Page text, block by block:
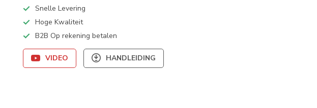
Snelle Levering
Hoge Kwaliteit
B2B Op rekening betalen
VIDEO HANDLEIDING